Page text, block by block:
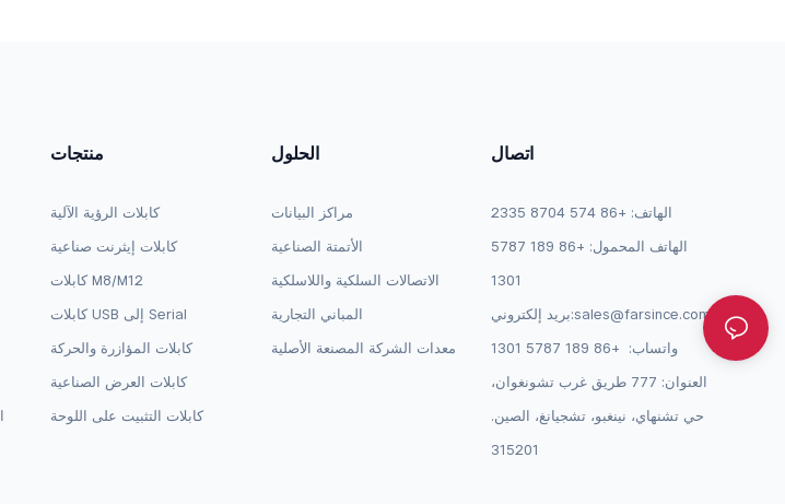
منتجات
كابلات الرؤية الآلية
كابلات إيثرنت صناعية
كابلات M8/M12
كابلات USB إلى Serial
كابلات المؤازرة والحركة
كابلات العرض الصناعية
كابلات التثبيت على اللوحة
الحلول
مراكز البيانات
الأتمتة الصناعية
الاتصالات السلكية واللاسلكية
المباني التجارية
معدات الشركة المصنعة الأصلية
اتصال
الهاتف: +86 574 8704 2335
الهاتف المحمول: +86 189 5787
1301
بريد إلكتروني:sales@farsince.com
واتساب: +86 189 5787 1301
العنوان: 777 طريق غرب تشونغوان،
حي تشنهاي، نينغبو، تشجيانغ، الصين.
315201